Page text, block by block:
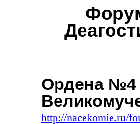
Ордена №4
http://nacekomie.ru/